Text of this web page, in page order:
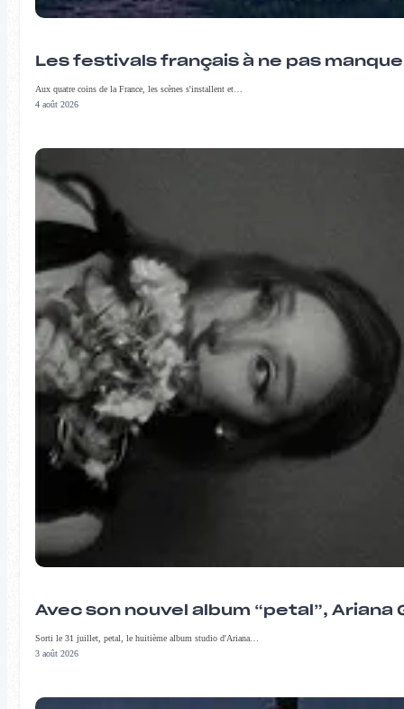
Les festivals français à ne pas
Aux quatre coins de la France, les scènes s'installent et…
4 août 2026
Avec son nouvel album “petal”,
Sorti le 31 juillet, petal, le huitième album studio d'Ariana…
3 août 2026